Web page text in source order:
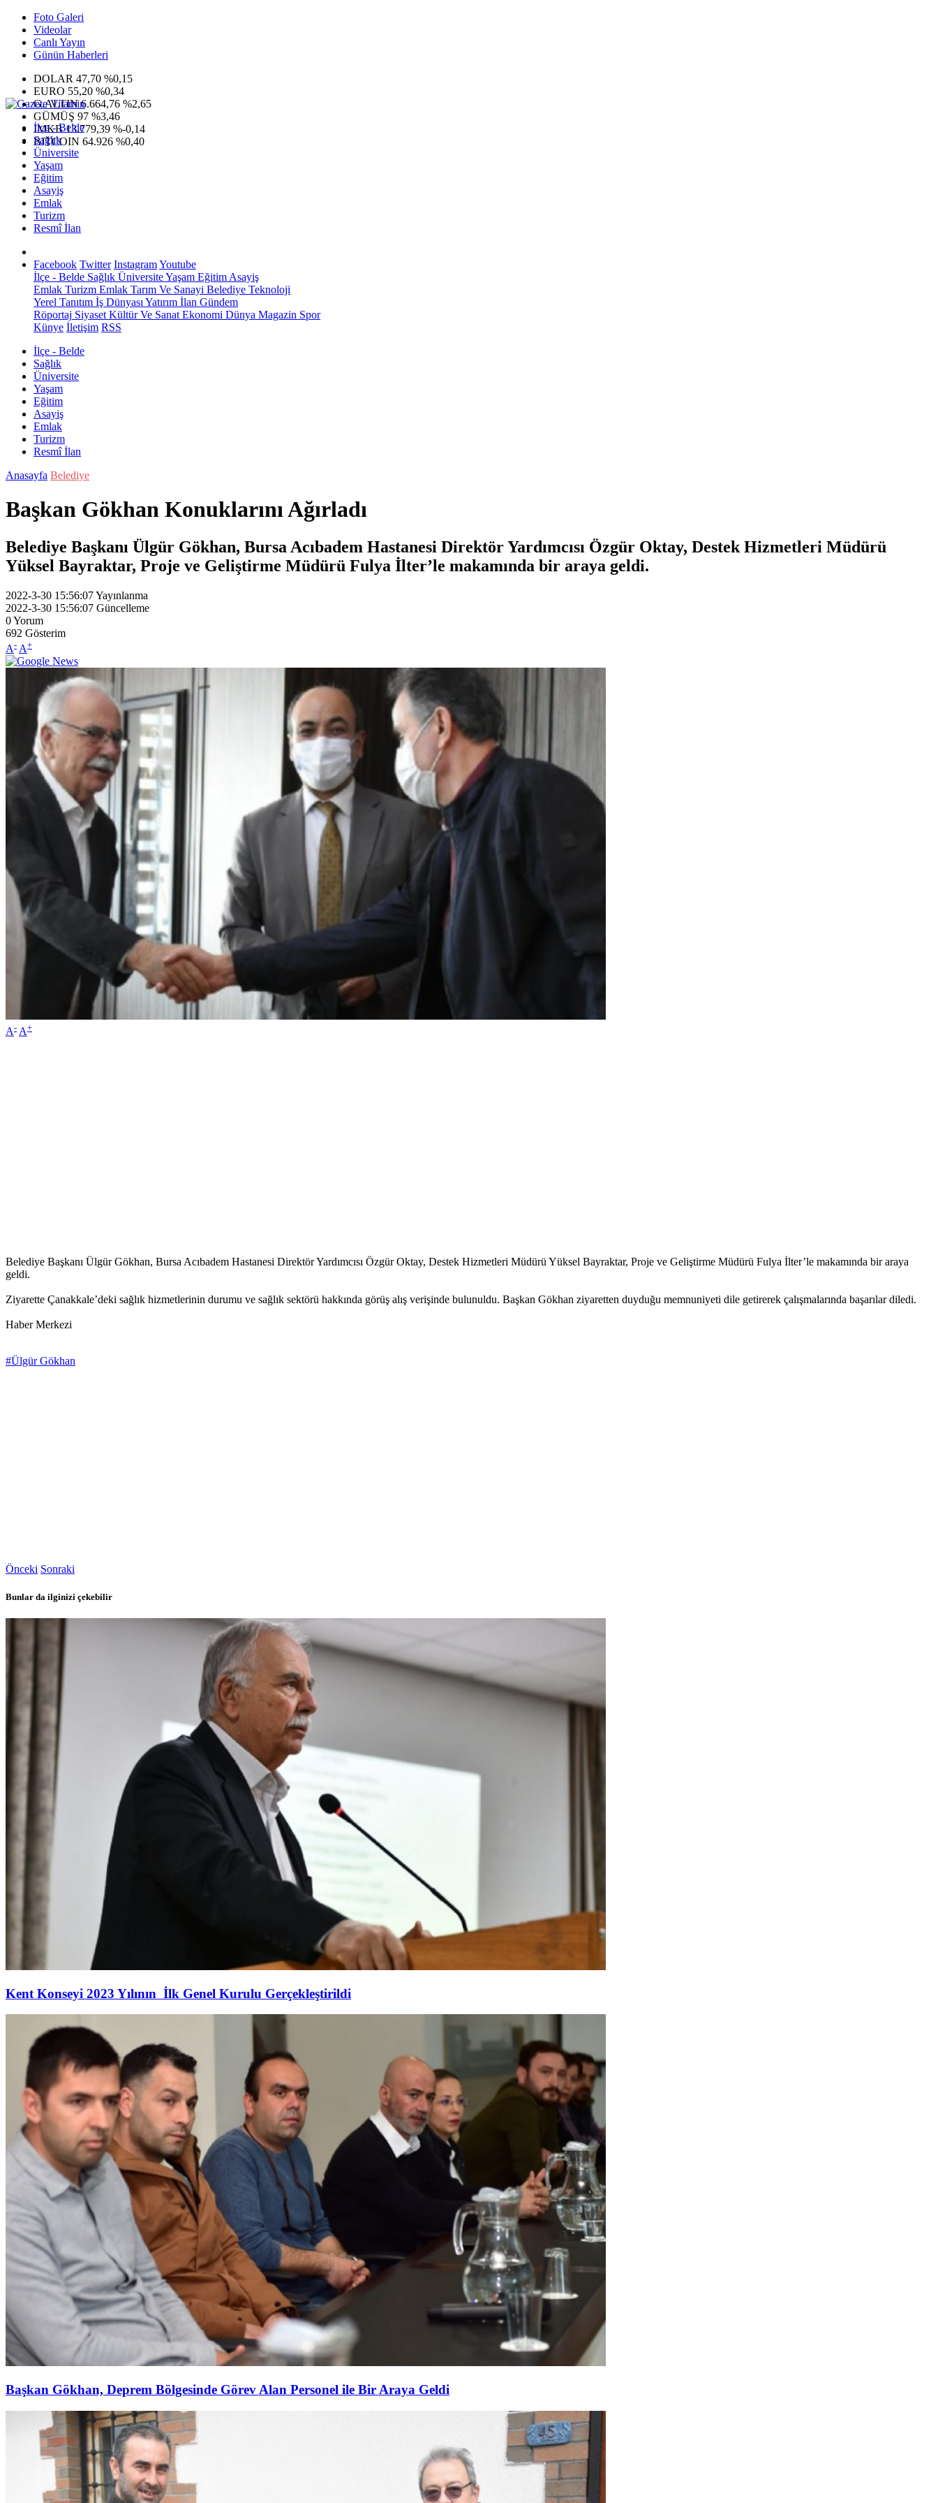
Foto Galeri
Videolar
Canlı Yayın
Günün Haberleri
DOLAR 47,70 %0,15
EURO 55,20 %0,34
G.ALTIN6.664,76 %2,65
GÜMÜŞ 97 %3,46
IMKB13.779,39 %-0,14
BITCOIN 64.926 %0,40
İlçe - Belde
Sağlık
Üniversite
Yaşam
Eğitim
Asayiş
Emlak
Turizm
Resmî İlan
Facebook Twitter InstagramYoutube
İlçe - Belde Sağlık ÜniversiteYaşam Eğitim Asayiş
Emlak Turizm Emlak Tarım Ve Sanayi Belediye Teknoloji
Yerel Tanıtım İş Dünyası Yatırım İlan Gündem
Röportaj Siyaset Kültür Ve Sanat Ekonomi Dünya Magazin Spor
Künye İletişim RSS
İlçe - Belde
Sağlık
Üniversite
Yaşam
Eğitim
Asayiş
Emlak
Turizm
Resmî İlan
Anasayfa Belediye
Başkan Gökhan Konuklarını Ağırladı
Belediye Başkanı Ülgür Gökhan, Bursa Acıbadem Hastanesi Direktör Yardımcısı Özgür Oktay, Destek Hizmetleri Müdürü
Yüksel Bayraktar, Proje ve Geliştirme Müdürü Fulya İlter’le makamında bir araya geldi.
2022-3-30 15:56:07Yayınlanma
2022-3-30 15:56:07 Güncelleme
0Yorum
692 Gösterim
A- A+
A- A+
Belediye Başkanı Ülgür Gökhan, Bursa Acıbadem Hastanesi Direktör Yardımcısı Özgür Oktay, Destek Hizmetleri Müdürü Yüksel Bayraktar, Proje ve Geliştirme Müdürü Fulya İlter’le makamında bir araya
geldi.
Ziyarette Çanakkale’deki sağlık hizmetlerinin durumu ve sağlık sektörü hakkında görüş alış verişinde bulunuldu. Başkan Gökhan ziyaretten duyduğu memnuniyeti dile getirerek çalışmalarında başarılar diledi.
Haber Merkezi
#Ülgür Gökhan
Önceki Sonraki
Bunlar da ilginizi çekebilir
Kent Konseyi 2023 Yılının İlk Genel Kurulu Gerçekleştirildi
Başkan Gökhan, Deprem Bölgesinde Görev Alan Personel ile Bir Araya Geldi